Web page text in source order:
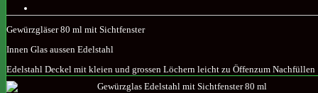
Gewürzgläser 80 ml mit Sichtfenster
Innen Glas aussen Edelstahl
Edelstahl Deckel mit kleien und grossen Löchern leicht zu Öffenzum Nachfüllen